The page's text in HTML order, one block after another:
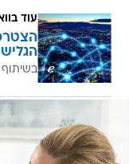
עוד
בשיתוף